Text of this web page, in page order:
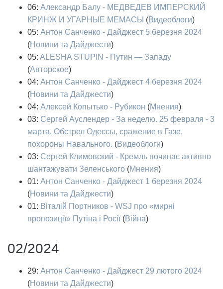
06: Александр Балу - МЕДВЕДЕВ ИМПЕРСКИЙ
КРИНЖ И УГАРНЫЕ МЕМАСЫ (Видеоблоги)
05: Антон Санченко - Дайджест 5 березня 2024
(Новини та Дайджести)
05: ALESHA STUPIN - Путин — Западу
(Авторское)
04: Антон Санченко - Дайджест 4 березня 2024
(Новини та Дайджести)
04: Алексей Копытько - Рубикон (Мнения)
03: Сергей Ауслендер - За неделю. 25 февраля - 3
марта. Обстрел Одессы, сражение в Газе,
похороны Навального. (Видеоблоги)
03: Сергей Климовский - Кремль починає активно
шантажувати Зеленського (Мнения)
01: Антон Санченко - Дайджест 1 березня 2024
(Новини та Дайджести)
01: Віталій Портников - WSJ про «мирні
пропозиції» Путіна і Росії (Війна)
02/2024
29: Антон Санченко - Дайджест 29 лютого 2024
(Новини та Дайджести)